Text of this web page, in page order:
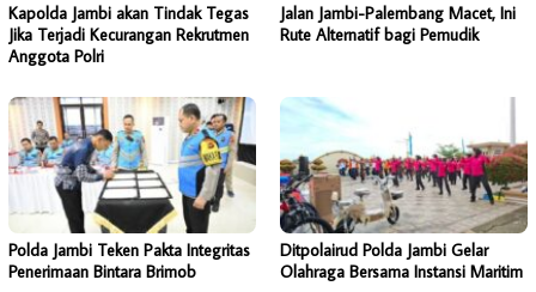
Kapolda Jambi akan Tindak Tegas
Jika Terjadi Kecurangan Rekrutmen
Anggota Polri
Jalan Jambi-Palembang Macet, Ini
Rute Alternatif bagi Pemudik
Polda Jambi Teken Pakta Integritas
Penerimaan Bintara Brimob
Ditpolairud Polda Jambi Gelar
Olahraga Bersama Instansi Maritim